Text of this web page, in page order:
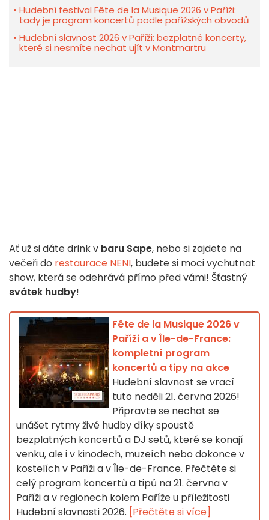
Hudební festival Fête de la Musique 2026 v Paříži:
tady je program koncertů podle pařížských obvodů
Hudební slavnost 2026 v Paříži: bezplatné koncerty,
které si nesmíte nechat ujít v Montmartru
Ať už si dáte drink v baru Sape, nebo si zajdete na
večeři do restaurace NENI, budete si moci vychutnat
show, která se odehrává přímo před vámi! Šťastný
svátek hudby!
Fête de la Musique 2026 v
Paříži a v Île-de-France:
kompletní program
koncertů a tipy na akce
Hudební slavnost se vrací
tuto neděli 21. června 2026!
Připravte se nechat se
unášet rytmy živé hudby díky spoustě
bezplatných koncertů a DJ setů, které se konají
venku, ale i v kinodech, muzeích nebo dokonce v
kostelích v Paříži a v Île-de-France. Přečtěte si
celý program koncertů a tipů na 21. června v
Paříži a v regionech kolem Paříže u příležitosti
Hudební slavnosti 2026. [Přečtěte si více]